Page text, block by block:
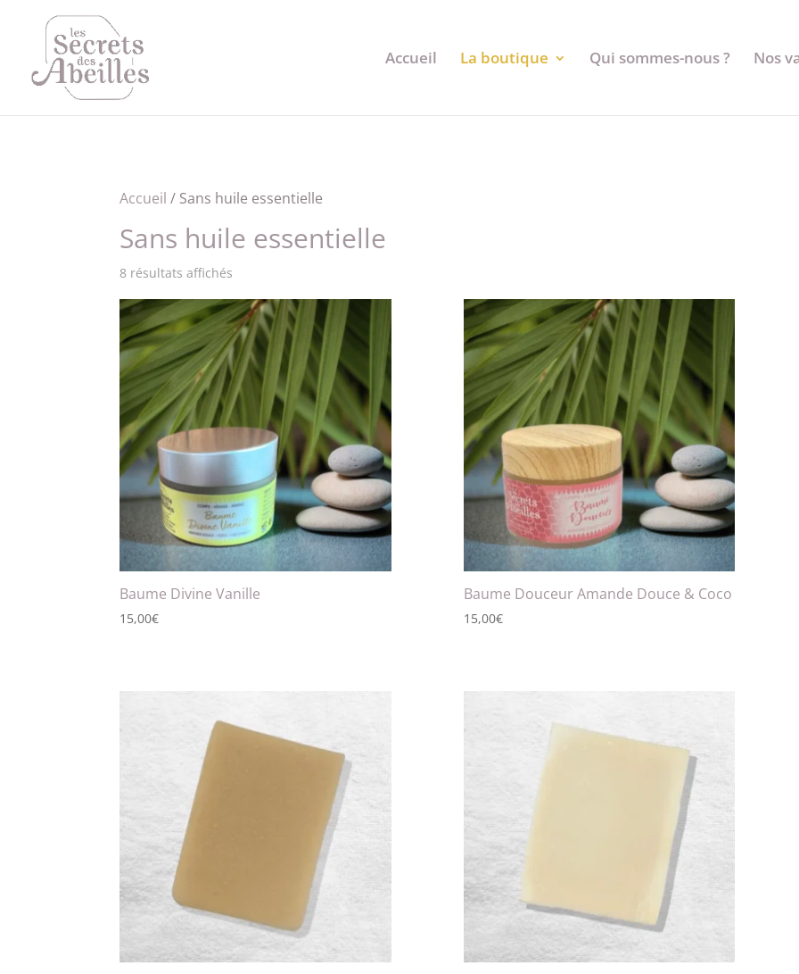
Accueil La boutique Qui sommes-nous ? Nos
Accueil / Sans huile essentielle
Sans huile essentielle
8 résultats affichés
Baume Divine Vanille
15,00€
Baume Douceur Amande Douce & Coco
15,00€